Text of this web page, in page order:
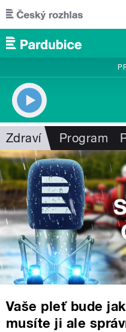
Přejít k hlavnímu obsahu
Zdraví Program
Vaše pleť bude
musíte ji ale